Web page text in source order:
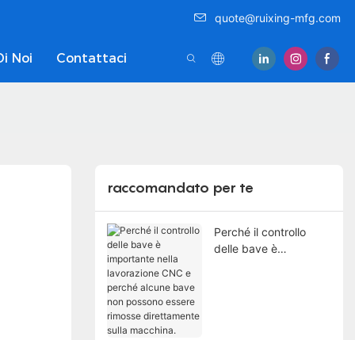
quote@ruixing-mfg.com
Noi Contattaci
raccomandato per te
Perché il controllo
delle bave è